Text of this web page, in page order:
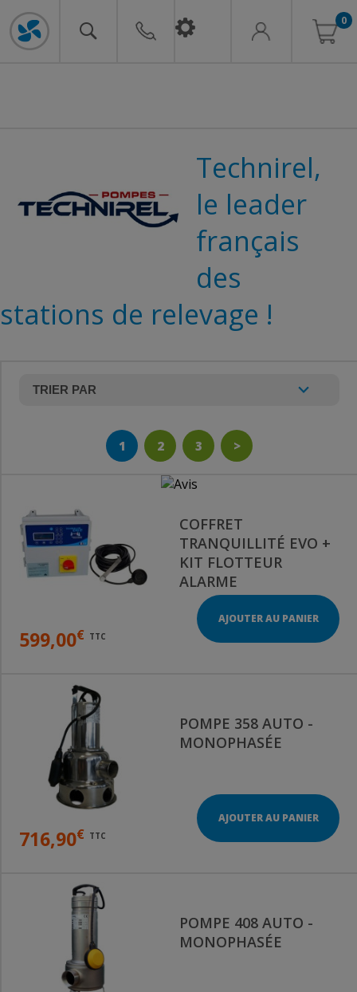
0
Technirel,
le leader
français
des
stations de relevage !
1 2 3 >
COFFRET
TRANQUILLITÉ EVO +
KIT FLOTTEUR
ALARME
599,00€ TTC
AJOUTER AU PANIER
POMPE 358 AUTO -
MONOPHASÉE
716,90€ TTC
AJOUTER AU PANIER
POMPE 408 AUTO -
MONOPHASÉE